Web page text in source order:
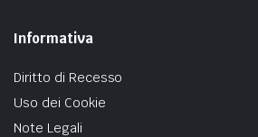
Informativa
Diritto di Recesso
Uso dei Cookie
Note Legali